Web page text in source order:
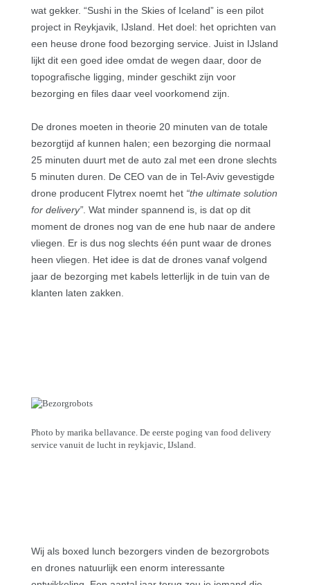
wat gekker. “Sushi in the Skies of Iceland” is een pilot
project in Reykjavik, IJsland. Het doel: het oprichten van
een heuse drone food bezorging service. Juist in IJsland
lijkt dit een goed idee omdat de wegen daar, door de
topografische ligging, minder geschikt zijn voor
bezorging en files daar veel voorkomend zijn.
De drones moeten in theorie 20 minuten van de totale
bezorgtijd af kunnen halen; een bezorging die normaal
25 minuten duurt met de auto zal met een drone slechts
5 minuten duren. De CEO van de in Tel-Aviv gevestigde
drone producent Flytrex noemt het “the ultimate solution
for delivery” . Wat minder spannend is, is dat op dit
moment de drones nog van de ene hub naar de andere
vliegen. Er is dus nog slechts één punt waar de drones
heen vliegen. Het idee is dat de drones vanaf volgend
jaar de bezorging met kabels letterlijk in de tuin van de
klanten laten zakken.
Photo by marika bellavance. De eerste poging van food delivery
service vanuit de lucht in reykjavic, IJsland.
Wij als boxed lunch bezorgers vinden de bezorgrobots
en drones natuurlijk een enorm interessante